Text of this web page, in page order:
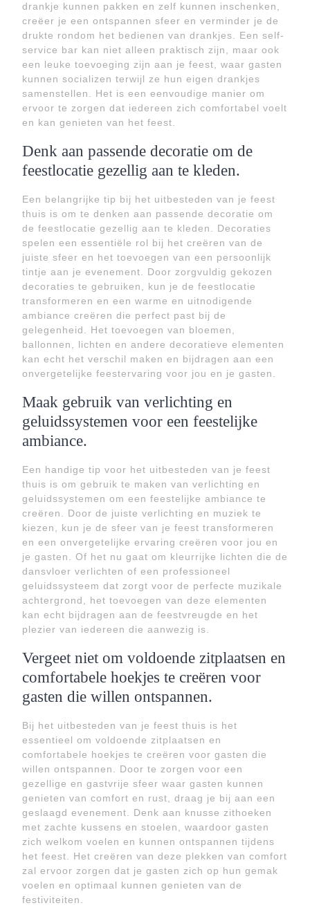
drankje kunnen pakken en zelf kunnen inschenken,
creëer je een ontspannen sfeer en verminder je de
drukte rondom het bedienen van drankjes. Een self-
service bar kan niet alleen praktisch zijn, maar ook
een leuke toevoeging zijn aan je feest, waar gasten
kunnen socializen terwijl ze hun eigen drankjes
samenstellen. Het is een eenvoudige manier om
ervoor te zorgen dat iedereen zich comfortabel voelt
en kan genieten van het feest.
Denk aan passende decoratie om de
feestlocatie gezellig aan te kleden.
Een belangrijke tip bij het uitbesteden van je feest
thuis is om te denken aan passende decoratie om
de feestlocatie gezellig aan te kleden. Decoraties
spelen een essentiële rol bij het creëren van de
juiste sfeer en het toevoegen van een persoonlijk
tintje aan je evenement. Door zorgvuldig gekozen
decoraties te gebruiken, kun je de feestlocatie
transformeren en een warme en uitnodigende
ambiance creëren die perfect past bij de
gelegenheid. Het toevoegen van bloemen,
ballonnen, lichten en andere decoratieve elementen
kan echt het verschil maken en bijdragen aan een
onvergetelijke feestervaring voor jou en je gasten.
Maak gebruik van verlichting en
geluidssystemen voor een feestelijke
ambiance.
Een handige tip voor het uitbesteden van je feest
thuis is om gebruik te maken van verlichting en
geluidssystemen om een feestelijke ambiance te
creëren. Door de juiste verlichting en muziek te
kiezen, kun je de sfeer van je feest transformeren
en een onvergetelijke ervaring creëren voor jou en
je gasten. Of het nu gaat om kleurrijke lichten die de
dansvloer verlichten of een professioneel
geluidssysteem dat zorgt voor de perfecte muzikale
achtergrond, het toevoegen van deze elementen
kan echt bijdragen aan de feestvreugde en het
plezier van iedereen die aanwezig is.
Vergeet niet om voldoende zitplaatsen en
comfortabele hoekjes te creëren voor
gasten die willen ontspannen.
Bij het uitbesteden van je feest thuis is het
essentieel om voldoende zitplaatsen en
comfortabele hoekjes te creëren voor gasten die
willen ontspannen. Door te zorgen voor een
gezellige en gastvrije sfeer waar gasten kunnen
genieten van comfort en rust, draag je bij aan een
geslaagd evenement. Denk aan knusse zithoeken
met zachte kussens en stoelen, waardoor gasten
zich welkom voelen en kunnen ontspannen tijdens
het feest. Het creëren van deze plekken van comfort
zal ervoor zorgen dat je gasten zich op hun gemak
voelen en optimaal kunnen genieten van de
festiviteiten.